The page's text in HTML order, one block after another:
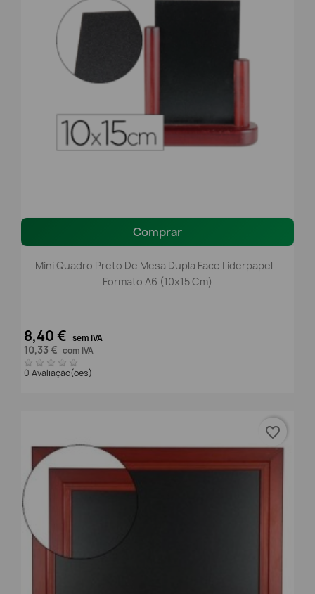
Comprar
Mini Quadro Preto De Mesa Dupla Face Liderpapel –
Formato A6 (10x15 Cm)
8,40 € sem IVA
10,33 € com IVA
0 Avaliação(ões)
favorite_border